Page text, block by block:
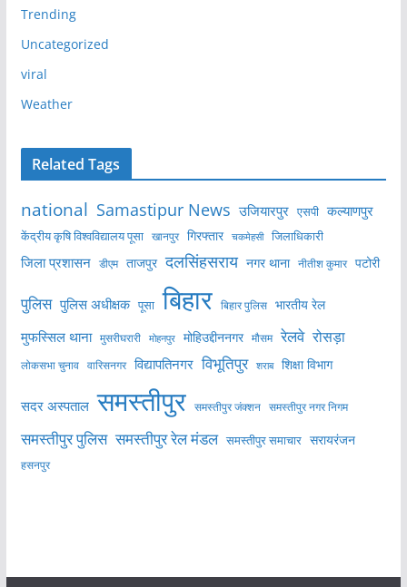
Trending
Uncategorized
viral
Weather
Related Tags
national Samastipur News उजियारपुर एसपी कल्याणपुर
केंद्रीय कृषि विश्वविद्यालय पूसा खानपुर गिरफ्तार चकमेहसी जिलाधिकारी
जिला प्रशासन डीएम ताजपुर दलसिंहसराय नगर थाना नीतीश कुमार पटोरी
पुलिस पुलिस अधीक्षक पूसा बिहार बिहार पुलिस भारतीय रेल
मुफस्सिल थाना मुसरीघरारी मोहनपुर मोहिउद्दीननगर मौसम रेलवे रोसड़ा
लोकसभा चुनाव वारिसनगर विद्यापतिनगर विभूतिपुर शराब शिक्षा विभाग
सदर अस्पताल समस्तीपुर समस्तीपुर जंक्शन समस्तीपुर नगर निगम
समस्तीपुर पुलिस समस्तीपुर रेल मंडल समस्तीपुर समाचार सरायरंजन
हसनपुर